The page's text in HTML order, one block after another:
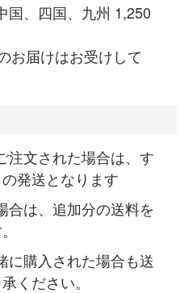
国、四国、九州 1,250
お届けはお受けして
注文された場合は、す
発送となります
合は、追加分の送料を
に購入された場合も送
ください。